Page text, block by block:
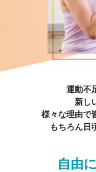
運動不
新し
様々な理由で
もちろん日
自由